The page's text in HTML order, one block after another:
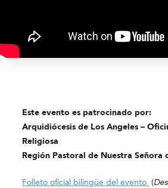
Este evento es patrocinado por:
Arquidiócesis de Los Angeles –
Religiosa
Región Pastoral de Nuestra Señora
Folleto oficial bilingüe del evento (